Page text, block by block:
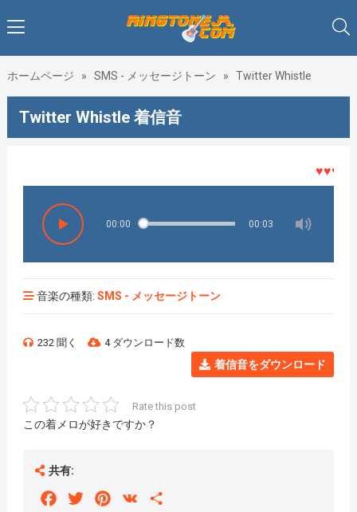
ホームページ » SMS - メッセージトーン » Twitter Whistle
Twitter Whistle 着信音
♥♥♥着メ
00:00 00:03
音楽の種類: SMS - メッセージトーン
232 聞く 4 ダウンロード数
着信音をダウンロード
Rate this post
この着メロが好きですか？
共有:
FacebookTwitterPinterest
VK